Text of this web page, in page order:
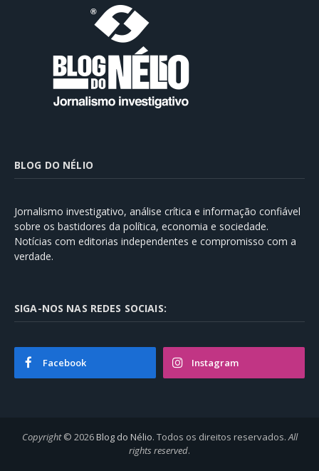
BLOG DO NÉLIO
Jornalismo investigativo, análise crítica e informação confiável
sobre os bastidores da política, economia e sociedade.
Notícias com editorias independentes e compromisso com a
verdade.
SIGA-NOS NAS REDES SOCIAIS:
Facebook Instagram
Copyright© 2026Blog do Nélio. Todos os direitos reservados.All
rights reserved.